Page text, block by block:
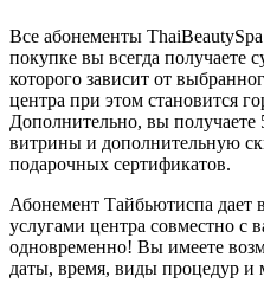
Все абонементы
покупке вы всегда получаете
которого зависит от
центра при этом становится
Дополнительно, вы получаете
витрины и дополнительную
подарочных сертификатов.
Абонемент Тайбьютиспа дает
услугами центра совместно
одновременно! Вы имеете
даты, время, виды процедур и